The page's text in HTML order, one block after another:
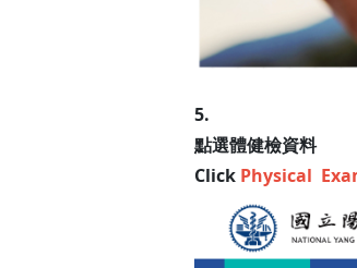
5.
點選體健檢資料
Click Physical